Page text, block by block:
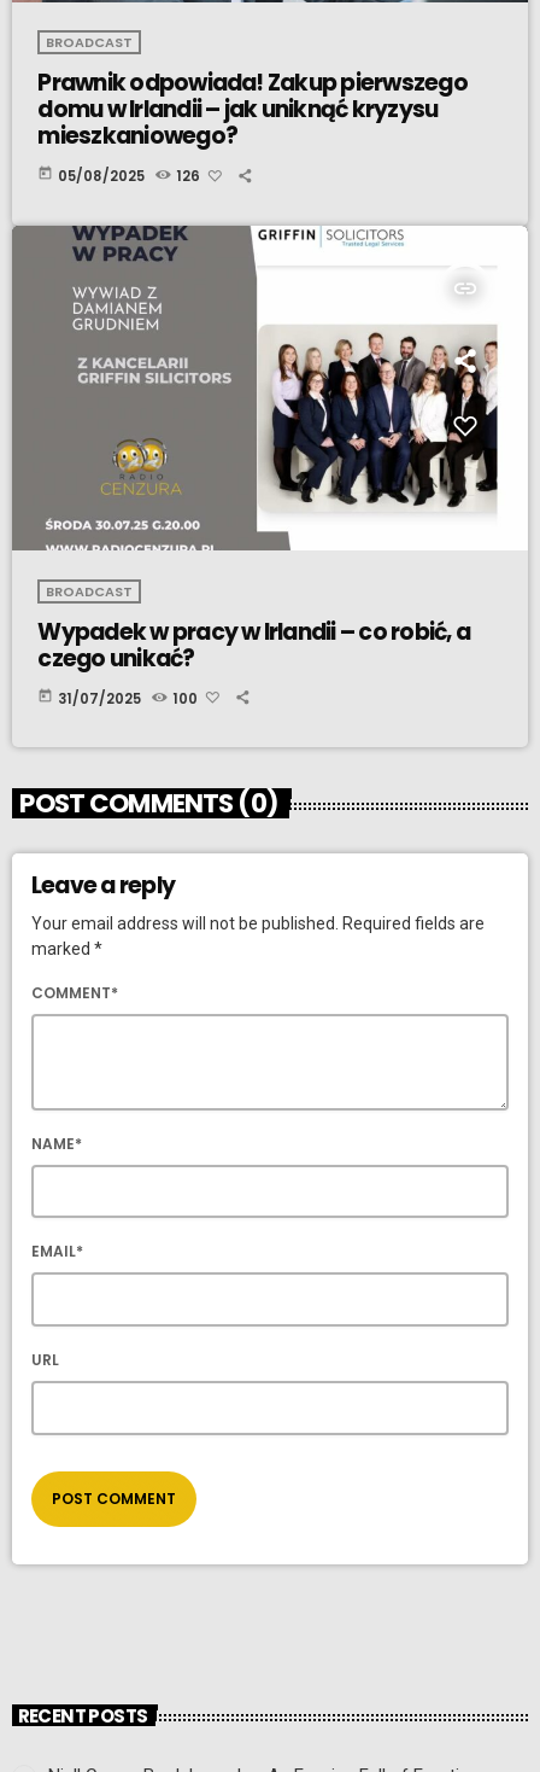
BROADCAST
Prawnik odpowiada! Zakup pierwszego
domu w Irlandii – jak uniknąć kryzysu
mieszkaniowego?
today 05/08/2025 126
insert_link
BROADCAST
Wypadek w pracy w Irlandii – co robić, a
czego unikać?
today 31/07/2025 100
POST COMMENTS (0)
Leave a reply
Your email address will not be published. Required fields are
marked *
COMMENT*
NAME*
EMAIL*
URL
RECENT POSTS